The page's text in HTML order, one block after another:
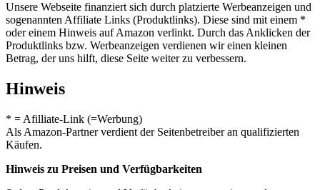
Unsere Webseite finanziert sich durch platzierte Werbeanzeigen und
sogenannten Affiliate Links (Produktlinks). Diese sind mit einem *
oder einem Hinweis auf Amazon verlinkt. Durch das Anklicken der
Produktlinks bzw. Werbeanzeigen verdienen wir einen kleinen
Betrag, der uns hilft, diese Seite weiter zu verbessern.
Hinweis
* = Afilliate-Link (=Werbung)
Als Amazon-Partner verdient der Seitenbetreiber an qualifizierten
Käufen.
Hinweis zu Preisen und Verfügbarkeiten